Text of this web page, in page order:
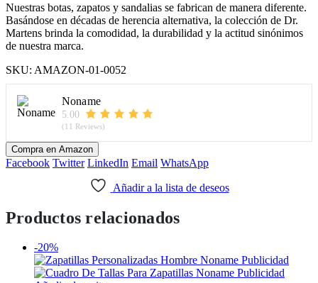
Nuestras botas, zapatos y sandalias se fabrican de manera diferente.
Basándose en décadas de herencia alternativa, la colección de Dr.
Martens brinda la comodidad, la durabilidad y la actitud sinónimos
de nuestra marca.
SKU: AMAZON-01-0052
Noname
5.00
(11 Reviews)
Compra en Amazon
Facebook Twitter LinkedIn Email WhatsApp
Añadir a la lista de deseos
Productos relacionados
-20%